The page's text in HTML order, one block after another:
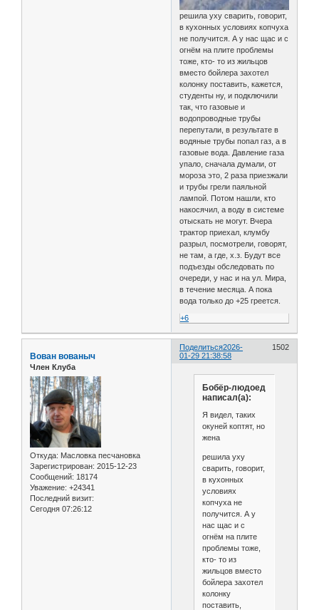
решила уху сварить, говорит,
в кухонных условиях копчуха
не получится. А у нас щас и с
огнём на плите проблемы
тоже, кто- то из жильцов
вместо бойлера захотел
колонку поставить, кажется,
студенты ну, и подключили
так, что газовые и
водопроводные трубы
перепутали, в результате в
водяные трубы попал газ, а в
газовые вода. Давление газа
упало, сначала думали, от
мороза это, 2 раза приезжали
и трубы грели паяльной
лампой. Потом нашли, кто
накосячил, а воду в системе
отыскать не могут. Вчера
трактор приехал, клумбу
разрыл, посмотрели, говорят,
не там, а где, х.з. Будут все
подъезды обследовать по
очереди, у нас и на ул. Мира,
в течение месяца. А пока
вода только до +25 греется.
+6
Поделиться 1502
2026-
01-29 21:38:58
Вован вованыч
Член Клуба
Откуда: Масловка песчановка
Зарегистрирован: 2015-12-23
Сообщений: 18174
Уважение: +24341
Последний визит:
Сегодня 07:26:12
Бобёр-людоед
написал(а):
Я видел, таких
окуней коптят, но
жена
решила уху
сварить, говорит,
в кухонных
условиях
копчуха не
получится. А у
нас щас и с
огнём на плите
проблемы тоже,
кто- то из
жильцов вместо
бойлера захотел
колонку
поставить,